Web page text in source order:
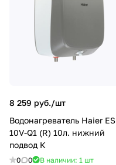
8 259 руб./шт
Водонагреватель Haier ES
10V-Q1 (R) 10л. нижний
подвод К
0 0 В наличии: 1 шт